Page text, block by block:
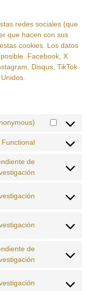
redes sociales (que
que hacen con sus
cookies. Los datos
Facebook, X
Disqus, TikTok
Functional
de
de